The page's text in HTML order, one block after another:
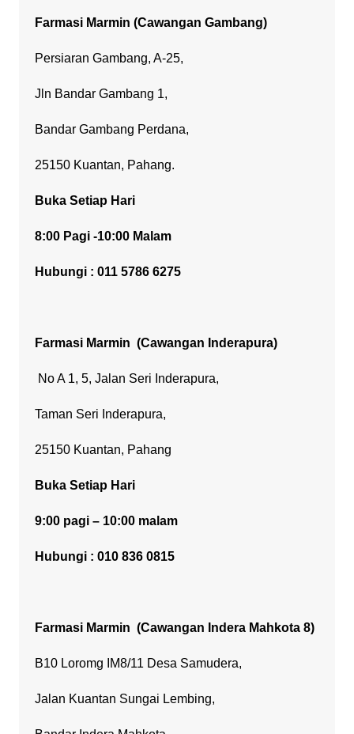
Farmasi Marmin (Cawangan Gambang)
Persiaran Gambang, A-25,
Jln Bandar Gambang 1,
Bandar Gambang Perdana,
25150 Kuantan, Pahang.
Buka Setiap Hari
8:00 Pagi -10:00 Malam
Hubungi : 011 5786 6275
Farmasi Marmin (Cawangan Inderapura)
No A 1, 5, Jalan Seri Inderapura,
Taman Seri Inderapura,
25150 Kuantan, Pahang
Buka Setiap Hari
9:00 pagi – 10:00 malam
Hubungi : 010 836 0815
Farmasi Marmin (Cawangan Indera Mahkota 8)
B10 Loromg IM8/11 Desa Samudera,
Jalan Kuantan Sungai Lembing,